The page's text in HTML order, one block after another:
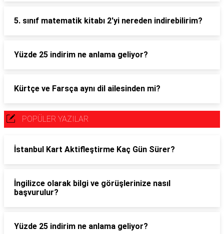
5. sınıf matematik kitabı 2'yi nereden indirebilirim?
Yüzde 25 indirim ne anlama geliyor?
Kürtçe ve Farsça aynı dil ailesinden mi?
POPÜLER YAZILAR
İstanbul Kart Aktifleştirme Kaç Gün Sürer?
İngilizce olarak bilgi ve görüşlerinize nasıl
başvurulur?
Yüzde 25 indirim ne anlama geliyor?